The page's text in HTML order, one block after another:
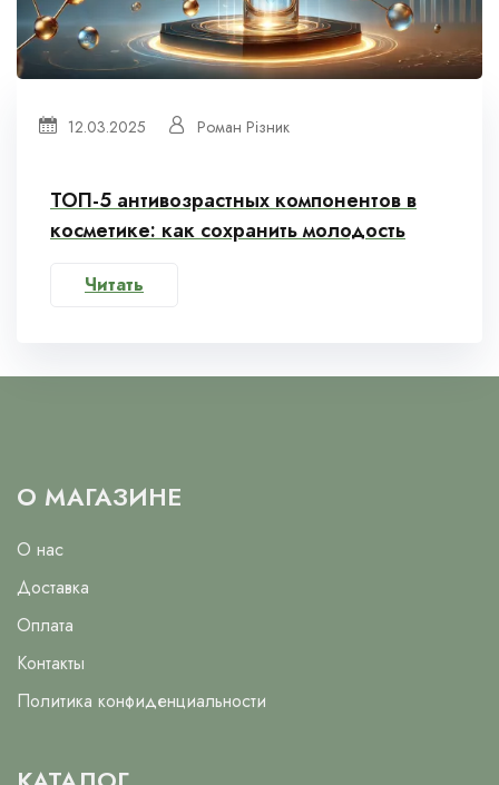
12.03.2025 Роман Різник
ТОП-5 антивозрастных компонентов в
косметике: как сохранить молодость
Читать
О МАГАЗИНЕ
О нас
Доставка
Оплата
Контакты
Политика конфиденциальности